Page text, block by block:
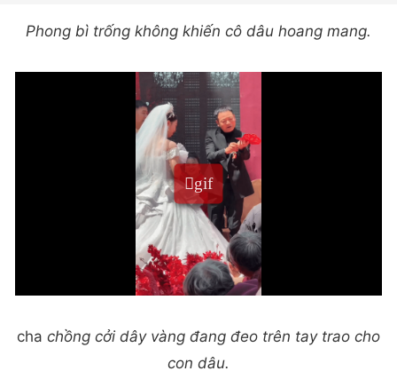
Phong bì trống không khiến cô dâu hoang mang.
cha chồng cởi dây vàng đang đeo trên tay trao cho
con dâu.